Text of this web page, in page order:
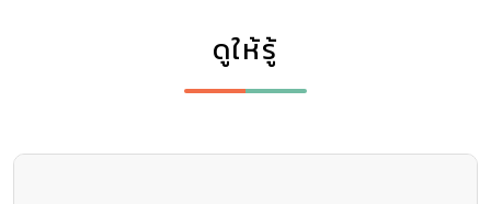
ดูให้รู้